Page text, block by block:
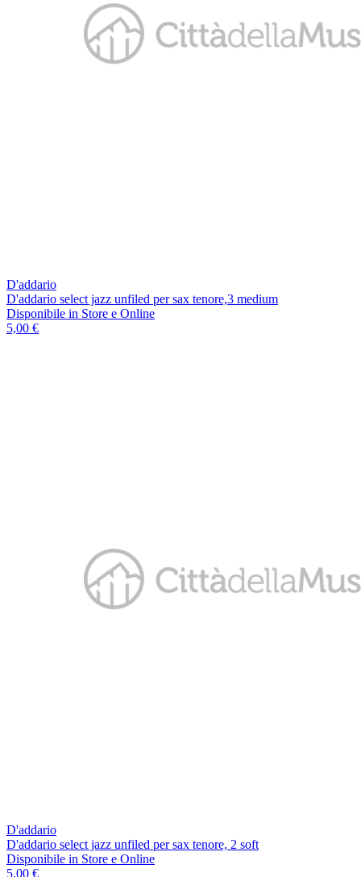
D'addario
D'addario select jazz unfiled per sax tenore,3 medium
Disponibile in Store e Online
5,00 €
D'addario
D'addario select jazz unfiled per sax tenore, 2 soft
Disponibile in Store e Online
5,00 €